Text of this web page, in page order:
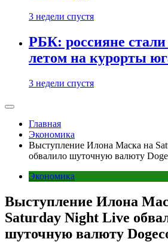
3 недели спустя
РБК: россияне стали
летом на курорты
3 недели спустя
Главная
Экономика
Выступление Илона Маска на
обвалило шуточную валюту
Экономика
Выступление Илона
Saturday Night Live
шуточную валюту